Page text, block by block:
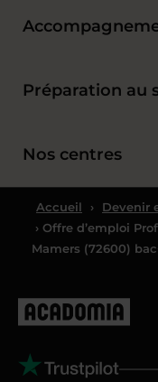
Préparation au
Nos centres
Accueil ›
Devenir
› Offre d’emploi
Mamers (72600)